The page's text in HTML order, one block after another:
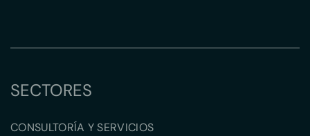
SECTORES
CONSULTORÍA Y SERVICIOS